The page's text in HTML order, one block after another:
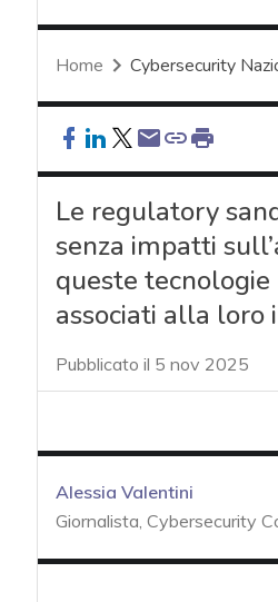
Home Cybersecurity
Le regulatory
senza impatti
queste
associati alla loro
Pubblicato il 5 nov 2025
Alessia Valentini
Giornalista, Cybersecurity